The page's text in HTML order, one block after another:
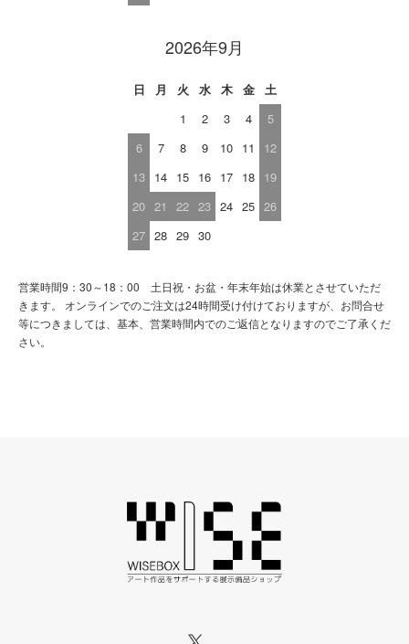
2026年9月
日 月 火 水 木 金
土
1
2 3 4
5
6
7 8 9 10 11
12
13 14 15 16 17 18 19
20 21 22 23 24 25 26
27 28 29 30
営業時間9：30～18：00 土日祝・お盆・年末年始は休業とさせていただ
きます。 オンラインでのご注文は24時間受け付けておりますが、お問合せ
等につきましては、基本、営業時間内でのご返信となりますのでご了承くだ
さい。